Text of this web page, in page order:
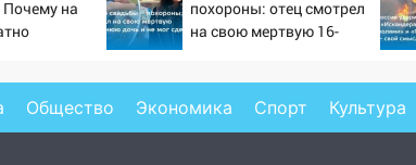
Почему на
похороны: отец смотрел
на свою мертвую 16-
Общество Экономика Спорт Культура